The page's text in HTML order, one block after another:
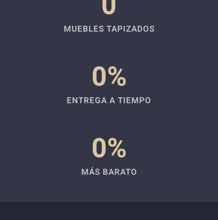
MUEBLES TAPIZADOS
ENTREGA A TIEMPO
0%
MÁS BARATO
0%